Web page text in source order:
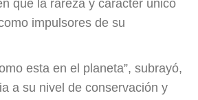
que la rareza y carácter único
impulsores de su
esta en el planeta”, subrayó,
a su nivel de conservación y